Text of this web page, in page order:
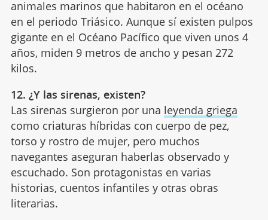
animales marinos que habitaron en el océano
en el periodo Triásico. Aunque sí existen pulpos
gigante en el Océano Pacífico que viven unos 4
años, miden 9 metros de ancho y pesan 272
kilos.
12. ¿Y las sirenas, existen?
Las sirenas surgieron por una leyenda griega
como criaturas híbridas con cuerpo de pez,
torso y rostro de mujer, pero muchos
navegantes aseguran haberlas observado y
escuchado. Son protagonistas en varias
historias, cuentos infantiles y otras obras
literarias.